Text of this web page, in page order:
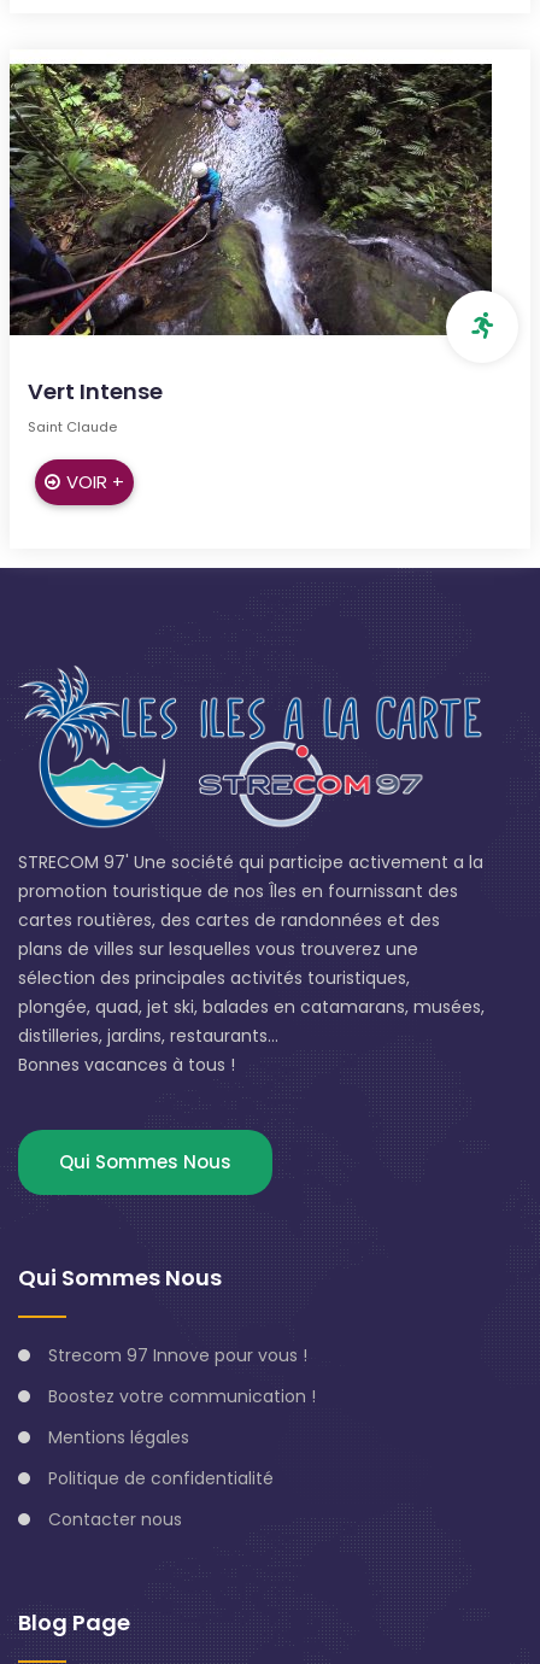
Vert Intense
Saint Claude
VOIR +
STRECOM 97' Une société qui participe activement a la
promotion touristique de nos Îles en fournissant des
cartes routières, des cartes de randonnées et des
plans de villes sur lesquelles vous trouverez une
sélection des principales activités touristiques,
plongée, quad, jet ski, balades en catamarans, musées,
distilleries, jardins, restaurants...
Bonnes vacances à tous !
Qui Sommes Nous
Qui Sommes Nous
Strecom 97 Innove pour vous !
Boostez votre communication !
Mentions légales
Politique de confidentialité
Contacter nous
Blog Page